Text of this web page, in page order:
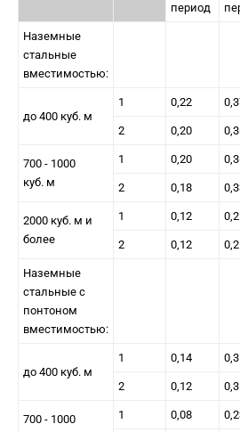
период
Наземные
стальные
вместимостью:
до 400 куб. м
1 0,22
2 0,20
700 - 1000
куб. м
1 0,20
2 0,18
2000 куб. м и
более
1 0,12
2 0,12
Наземные
стальные с
понтоном
вместимостью:
до 400 куб. м
1 0,14
2 0,12
700 - 1000
1 0,08